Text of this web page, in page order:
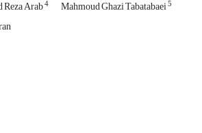
Arab4 Mahmoud Ghazi Tabatabaei5